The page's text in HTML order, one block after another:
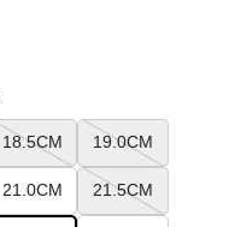
18.5CM 19.0CM
21.0CM 21.5CM